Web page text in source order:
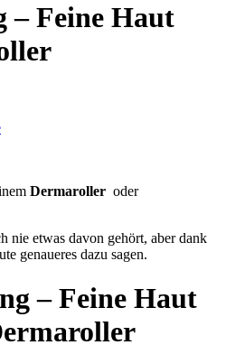
– Feine Haut
Dermaroller oder
nie etwas davon gehört, aber dank
genaueres dazu sagen.
– Feine Haut